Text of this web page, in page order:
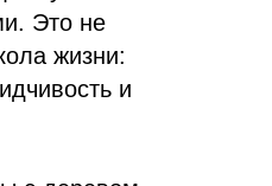
Это не
жизни:
и